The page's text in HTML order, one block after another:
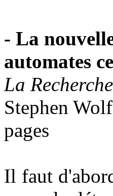
- La
automates
La Recherche
Stephen
pages
Il faut